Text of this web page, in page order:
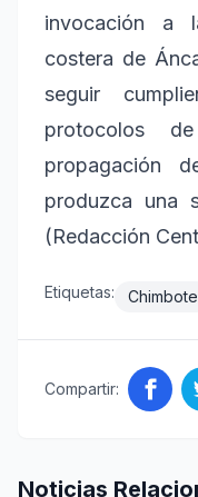
invocación a
costera de
seguir
protocolos
propagación
produzca una
(Redacción
Etiquetas: Chimbote
Compartir:
Noticias